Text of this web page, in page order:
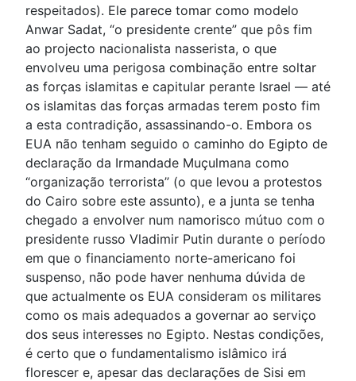
respeitados). Ele parece tomar como modelo
Anwar Sadat, “o presidente crente” que pôs fim
ao projecto nacionalista nasserista, o que
envolveu uma perigosa combinação entre soltar
as forças islamitas e capitular perante Israel — até
os islamitas das forças armadas terem posto fim
a esta contradição, assassinando-o. Embora os
EUA não tenham seguido o caminho do Egipto de
declaração da Irmandade Muçulmana como
“organização terrorista” (o que levou a protestos
do Cairo sobre este assunto), e a junta se tenha
chegado a envolver num namorisco mútuo com o
presidente russo Vladimir Putin durante o período
em que o financiamento norte-americano foi
suspenso, não pode haver nenhuma dúvida de
que actualmente os EUA consideram os militares
como os mais adequados a governar ao serviço
dos seus interesses no Egipto. Nestas condições,
é certo que o fundamentalismo islâmico irá
florescer e, apesar das declarações de Sisi em